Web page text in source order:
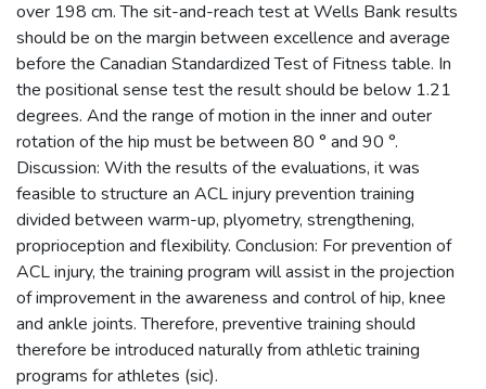
over 198 cm. The sit-and-reach test at Wells Bank results
should be on the margin between excellence and average
before the Canadian Standardized Test of Fitness table. In
the positional sense test the result should be below 1.21
degrees. And the range of motion in the inner and outer
rotation of the hip must be between 80 ° and 90 °.
Discussion: With the results of the evaluations, it was
feasible to structure an ACL injury prevention training
divided between warm-up, plyometry, strengthening,
proprioception and flexibility. Conclusion: For prevention of
ACL injury, the training program will assist in the projection
of improvement in the awareness and control of hip, knee
and ankle joints. Therefore, preventive training should
therefore be introduced naturally from athletic training
programs for athletes (sic).